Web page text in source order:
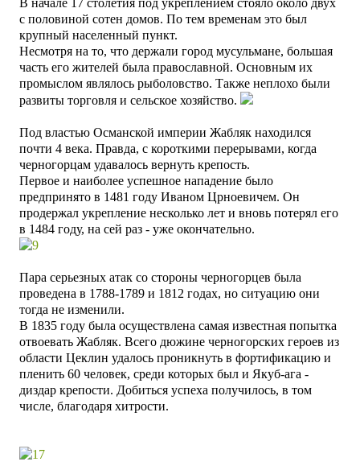
В начале 17 столетия под укреплением стояло около двух
с половиной сотен домов. По тем временам это был
крупный населенный пункт.
Несмотря на то, что держали город мусульмане, большая
часть его жителей была православной. Основным их
промыслом являлось рыболовство. Также неплохо были
развиты торговля и сельское хозяйство.
Под властью Османской империи Жабляк находился
почти 4 века. Правда, с короткими перерывами, когда
черногорцам удавалось вернуть крепость.
Первое и наиболее успешное нападение было
предпринято в 1481 году Иваном Црноевичем. Он
продержал укрепление несколько лет и вновь потерял его
в 1484 году, на сей раз - уже окончательно.
Пара серьезных атак со стороны черногорцев была
проведена в 1788-1789 и 1812 годах, но ситуацию они
тогда не изменили.
В 1835 году была осуществлена самая известная попытка
отвоевать Жабляк. Всего дюжине черногорских героев из
области Цеклин удалось проникнуть в фортификацию и
пленить 60 человек, среди которых был и Якуб-ага -
диздар крепости. Добиться успеха получилось, в том
числе, благодаря хитрости.